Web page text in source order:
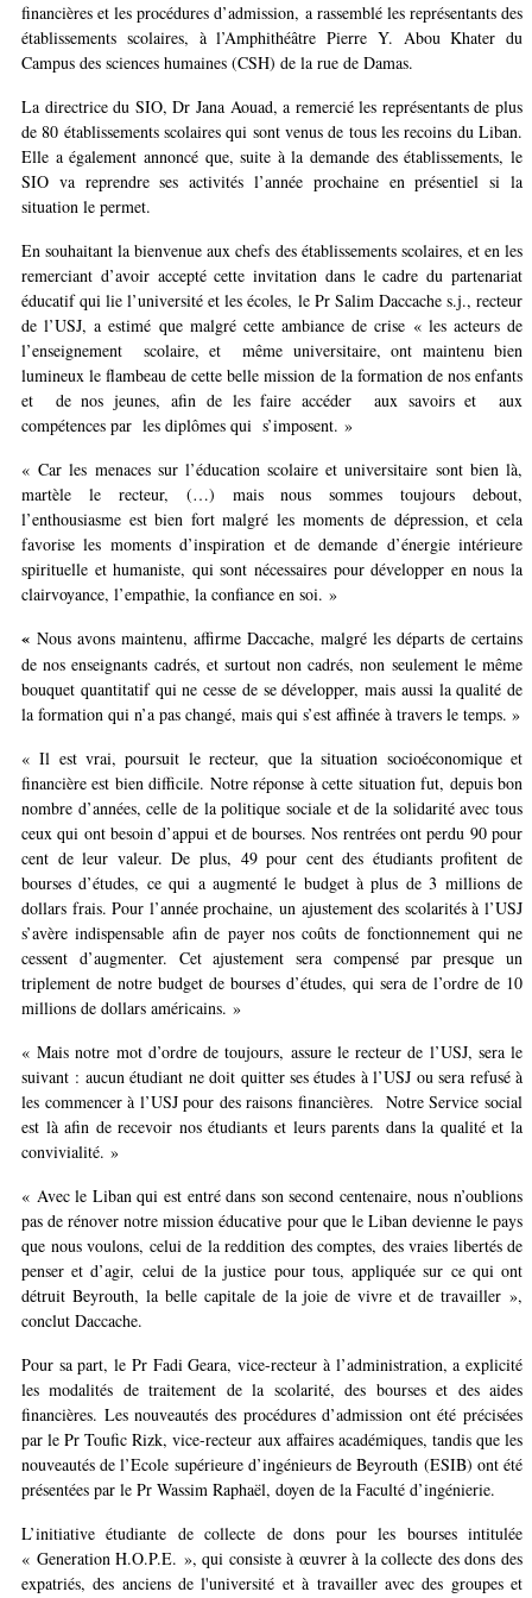
financières et les procédures d’admission, a rassemblé les représentants des
établissements scolaires, à l’Amphithéâtre Pierre Y. Abou Khater du
Campus des sciences humaines (CSH) de la rue de Damas.
La directrice du SIO, Dr Jana Aouad, a remercié les représentants de plus
de 80 établissements scolaires qui sont venus de tous les recoins du Liban.
Elle a également annoncé que, suite à la demande des établissements, le
SIO va reprendre ses activités l’année prochaine en présentiel si la
situation le permet.
En souhaitant la bienvenue aux chefs des établissements scolaires, et en les
remerciant d’avoir accepté cette invitation dans le cadre du partenariat
éducatif qui lie l’université et les écoles, le Pr Salim Daccache s.j., recteur
de l’USJ, a estimé que malgré cette ambiance de crise « les acteurs de
l’enseignement scolaire, et même universitaire, ont maintenu bien
lumineux le flambeau de cette belle mission de la formation de nos enfants
et de nos jeunes, afin de les faire accéder aux savoirs et aux
compétences par les diplômes qui s’imposent. »
« Car les menaces sur l’éducation scolaire et universitaire sont bien là,
martèle le recteur, (…) mais nous sommes toujours debout,
l’enthousiasme est bien fort malgré les moments de dépression, et cela
favorise les moments d’inspiration et de demande d’énergie intérieure
spirituelle et humaniste, qui sont nécessaires pour développer en nous la
clairvoyance, l’empathie, la confiance en soi. »
« Nous avons maintenu, affirme Daccache, malgré les départs de certains
de nos enseignants cadrés, et surtout non cadrés, non seulement le même
bouquet quantitatif qui ne cesse de se développer, mais aussi la qualité de
la formation qui n’a pas changé, mais qui s’est affinée à travers le temps. »
« Il est vrai, poursuit le recteur, que la situation socioéconomique et
financière est bien difficile. Notre réponse à cette situation fut, depuis bon
nombre d’années, celle de la politique sociale et de la solidarité avec tous
ceux qui ont besoin d’appui et de bourses. Nos rentrées ont perdu 90 pour
cent de leur valeur. De plus, 49 pour cent des étudiants profitent de
bourses d’études, ce qui a augmenté le budget à plus de 3 millions de
dollars frais. Pour l’année prochaine, un ajustement des scolarités à l’USJ
s’avère indispensable afin de payer nos coûts de fonctionnement qui ne
cessent d’augmenter. Cet ajustement sera compensé par presque un
triplement de notre budget de bourses d’études, qui sera de l’ordre de 10
millions de dollars américains. »
« Mais notre mot d’ordre de toujours, assure le recteur de l’USJ, sera le
suivant : aucun étudiant ne doit quitter ses études à l’USJ ou sera refusé à
les commencer à l’USJ pour des raisons financières. Notre Service social
est là afin de recevoir nos étudiants et leurs parents dans la qualité et la
convivialité. »
« Avec le Liban qui est entré dans son second centenaire, nous n’oublions
pas de rénover notre mission éducative pour que le Liban devienne le pays
que nous voulons, celui de la reddition des comptes, des vraies libertés de
penser et d’agir, celui de la justice pour tous, appliquée sur ce qui ont
détruit Beyrouth, la belle capitale de la joie de vivre et de travailler »,
conclut Daccache.
Pour sa part, le Pr Fadi Geara, vice-recteur à l’administration, a explicité
les modalités de traitement de la scolarité, des bourses et des aides
financières. Les nouveautés des procédures d’admission ont été précisées
par le Pr Toufic Rizk, vice-recteur aux affaires académiques, tandis que les
nouveautés de l’Ecole supérieure d’ingénieurs de Beyrouth (ESIB) ont été
présentées par le Pr Wassim Raphaël, doyen de la Faculté d’ingénierie.
L’initiative étudiante de collecte de dons pour les bourses intitulée
« Generation H.O.P.E. », qui consiste à œuvrer à la collecte des dons des
expatriés, des anciens de l'université et à travailler avec des groupes et